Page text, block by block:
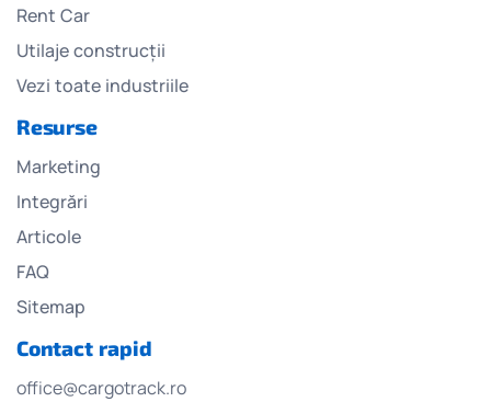
Rent Car
Utilaje construcții
Vezi toate industriile
Resurse
Marketing
Integrări
Articole
FAQ
Sitemap
Contact rapid
office@cargotrack.ro